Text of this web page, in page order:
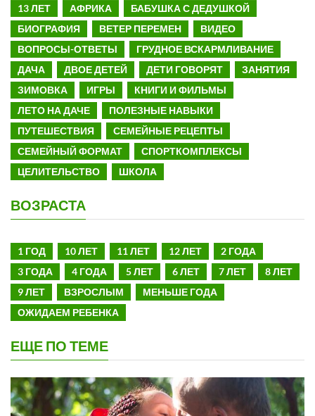
13 ЛЕТ АФРИКА
БАБУШКА С ДЕДУШКОЙ
БИОГРАФИЯ
ВЕТЕР ПЕРЕМЕН
ВИДЕО
ВОПРОСЫ-ОТВЕТЫ
ГРУДНОЕ ВСКАРМЛИВАНИЕ
ДАЧА
ДВОЕ ДЕТЕЙ ДЕТИ ГОВОРЯТ
ЗАНЯТИЯ
ЗИМОВКА
ИГРЫ
КНИГИ И ФИЛЬМЫ
ЛЕТО НА ДАЧЕ
ПОЛЕЗНЫЕ НАВЫКИ
ПУТЕШЕСТВИЯ
СЕМЕЙНЫЕ РЕЦЕПТЫ
СЕМЕЙНЫЙ ФОРМАТ
СПОРТКОМПЛЕКСЫ
ЦЕЛИТЕЛЬСТВО
ШКОЛА
ВОЗРАСТА
1 ГОД 10 ЛЕТ 11 ЛЕТ 12 ЛЕТ
2 ГОДА
3 ГОДА
4 ГОДА 5 ЛЕТ 6 ЛЕТ 7 ЛЕТ
8 ЛЕТ
9 ЛЕТ
ВЗРОСЛЫМ
МЕНЬШЕ ГОДА
ОЖИДАЕМ РЕБЕНКА
ЕЩЕ ПО ТЕМЕ